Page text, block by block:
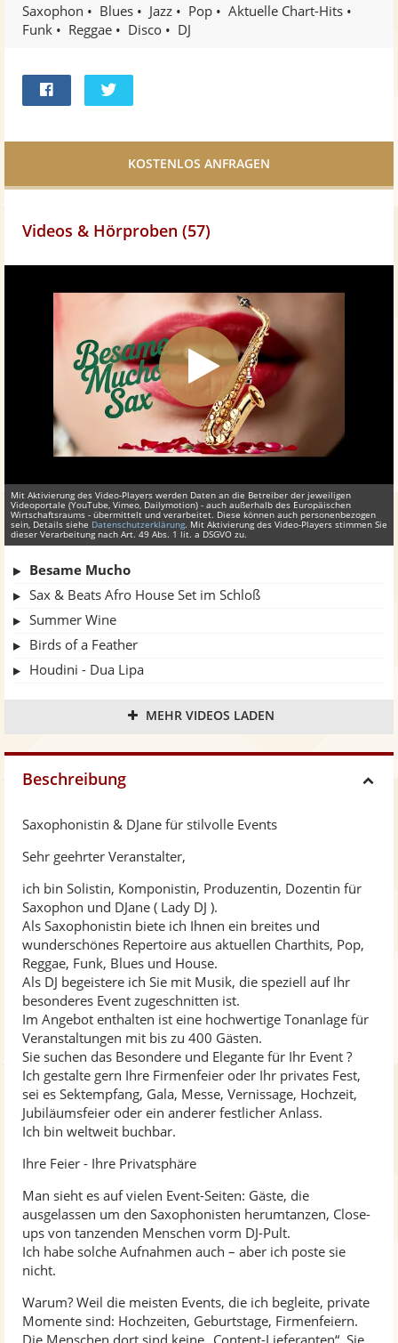
Saxophon Blues Jazz Pop
Aktuelle Chart-Hits
Funk
Reggae Disco DJ
Facebook
Videos & Hörproben (57)
Mit Aktivierung des Video-Players werden Daten an die Betreiber der jeweiligen
Videoportale (YouTube, Vimeo, Dailymotion) - auch außerhalb des Europäischen
Wirtschaftsraums - übermittelt und verarbeitet. Diese können auch personenbezogen
sein, Details siehe Datenschutzerklärung. Mit Aktivierung des Video-Players stimmen Sie
dieser Verarbeitung nach Art. 49 Abs. 1 lit. a DSGVO zu.
Besame Mucho
Sax & Beats Afro House Set im Schloß
Summer Wine
Birds of a Feather
Houdini - Dua Lipa
"Gravity" - Live am Hofgut Imsbach
Afro House & Sax Sunset Vibes
Seven Nation Army
Mwaki - Life beim Event
Hold me closer
Creep
Cold Heart
Bad Habbits
Baker Street
Time After Time
Infinity
Gravity
Summerwine
We're Good - Dua Lipa
Watermelon Sugar
Purple Rain
Hallucinate
Salt
Santa Baby
Wonderful Dream
Christmas Ballad - Celia Baron
MEHR VIDEOS LADEN
Beschreibung
Saxophonistin & DJane für stilvolle Events
Sehr geehrter Veranstalter,
ich bin Solistin, Komponistin, Produzentin, Dozentin für
Saxophon und DJane ( Lady DJ ).
Als Saxophonistin biete ich Ihnen ein breites und
wunderschönes Repertoire aus aktuellen Charthits, Pop,
Reggae, Funk, Blues und House.
Als DJ begeistere ich Sie mit Musik, die speziell auf Ihr
besonderes Event zugeschnitten ist.
Im Angebot enthalten ist eine hochwertige Tonanlage für
Veranstaltungen mit bis zu 400 Gästen.
Sie suchen das Besondere und Elegante für Ihr Event ?
Ich gestalte gern Ihre Firmenfeier oder Ihr privates Fest,
sei es Sektempfang, Gala, Messe, Vernissage, Hochzeit,
Jubiläumsfeier oder ein anderer festlicher Anlass.
Ich bin weltweit buchbar.
Ihre Feier - Ihre Privatsphäre
Man sieht es auf vielen Event-Seiten: Gäste, die
ausgelassen um den Saxophonisten herumtanzen, Close-
ups von tanzenden Menschen vorm DJ-Pult.
Ich habe solche Aufnahmen auch – aber ich poste sie
nicht.
Warum? Weil die meisten Events, die ich begleite, private
Momente sind: Hochzeiten, Geburtstage, Firmenfeiern.